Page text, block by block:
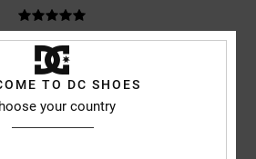
TO DC SHOES
your country